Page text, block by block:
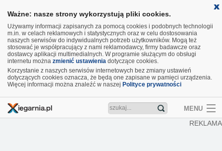
Ważne: nasze strony wykorzystują pliki cookies.
Używamy informacji zapisanych za pomocą cookies i podobnych technologii
m.in. w celach reklamowych i statystycznych oraz w celu dostosowania
naszych serwisów do indywidualnych potrzeb użytkowników. Mogą też
stosować je współpracujący z nami reklamodawcy, firmy badawcze oraz
dostawcy aplikacji multimedialnych. W programie służącym do obsługi
internetu można zmienić ustawienia dotyczące cookies.
Korzystanie z naszych serwisów internetowych bez zmiany ustawień
dotyczących cookies oznacza, że będą one zapisane w pamięci urządzenia.
Więcej informacji można znaleźć w naszej Polityce prywatności
MENU
REKLAMA